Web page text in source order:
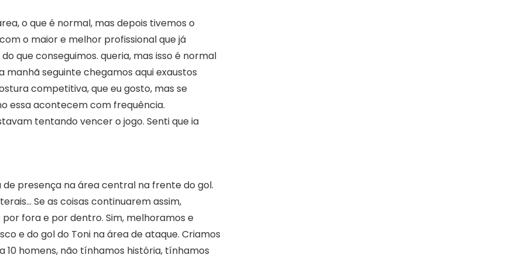
o que é normal, mas depois tivemos o
o maior e melhor profissional que já
que conseguimos. queria, mas isso é normal
manhã seguinte chegamos aqui exaustos
competitiva, que eu gosto, mas se
essa acontecem com frequência.
tentando vencer o jogo. Senti que ia
presença na área central na frente do gol.
Se as coisas continuarem assim,
fora e por dentro. Sim, melhoramos e
e do gol do Toni na área de ataque. Criamos
homens, não tínhamos história, tínhamos